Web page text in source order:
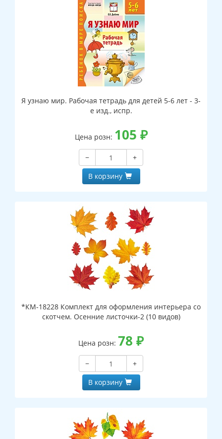
Я узнаю мир. Рабочая тетрадь для детей 5-6 лет - 3-
е изд., испр.
Цена розн: 105 ₽
−
+
В корзину
*КМ-18228 Комплект для оформления интерьера со
скотчем. Осенние листочки-2 (10 видов)
Цена розн: 78 ₽
−
+
В корзину